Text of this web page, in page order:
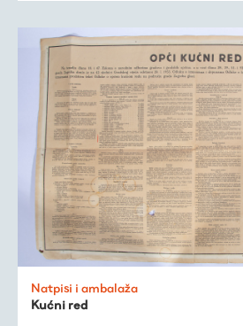
Natpisi i ambalaža
Kućni red